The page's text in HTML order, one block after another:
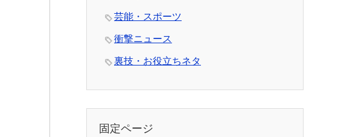
芸能・スポーツ
衝撃ニュース
裏技・お役立ちネタ
固定ページ